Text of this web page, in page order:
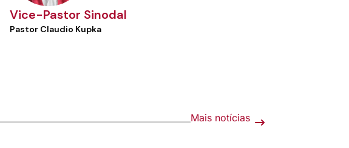
Vice-Pastor Sinodal
Pastor Claudio Kupka
Mais notícias